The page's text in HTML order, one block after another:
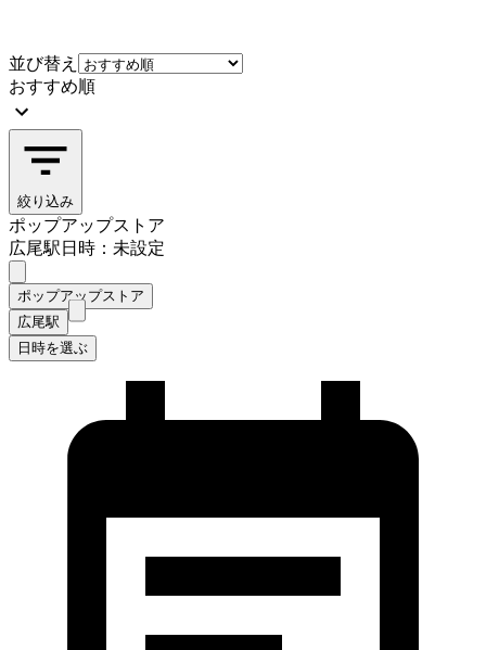
並び替え
おすすめ順
絞り込み
ポップアップストア
広尾駅日時：未設定
ポップアップストア
広尾駅
日時を選ぶ